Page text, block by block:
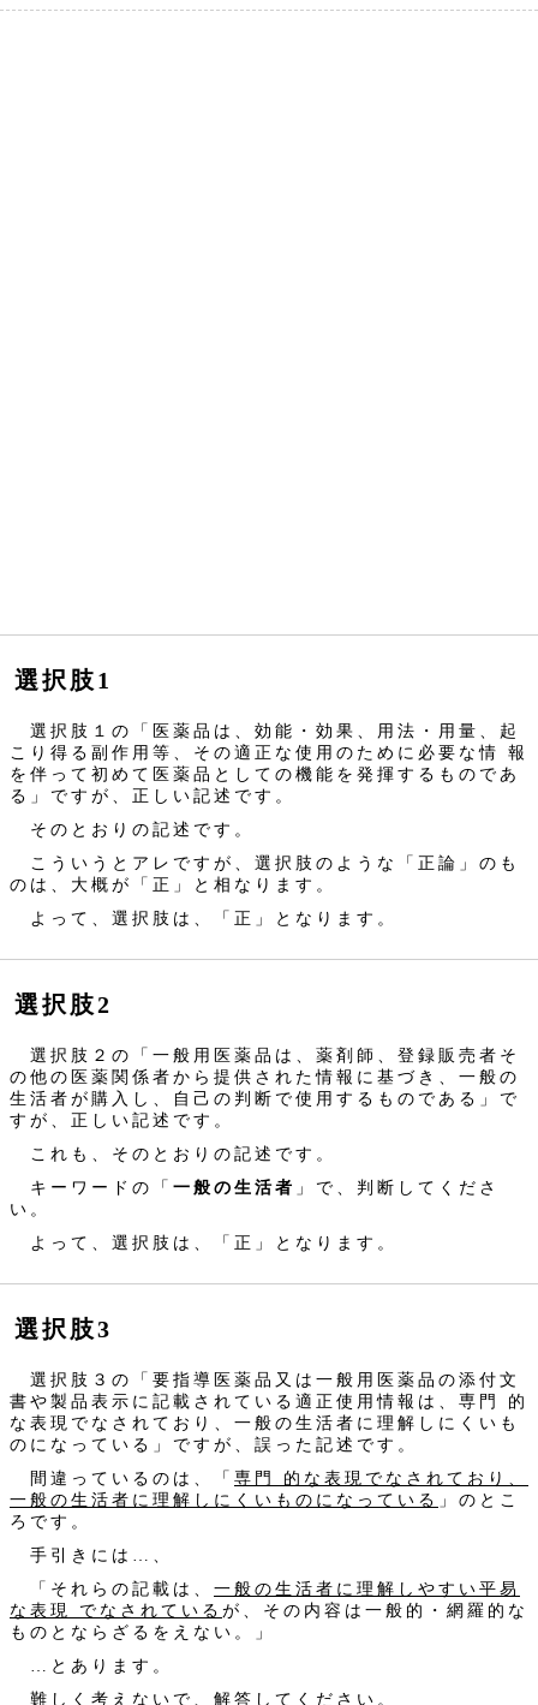
選択肢1
選択肢１の「医薬品は、効能・効果、用法・用量、起
こり得る副作用等、その適正な使用のために必要な情 報
を伴って初めて医薬品としての機能を発揮するものであ
る」ですが、正しい記述です。
そのとおりの記述です。
こういうとアレですが、選択肢のような「正論」のも
のは、大概が「正」と相なります。
よって、選択肢は、「正」となります。
選択肢2
選択肢２の「一般用医薬品は、薬剤師、登録販売者そ
の他の医薬関係者から提供された情報に基づき、一般の
生活者が購入し、自己の判断で使用するものである」で
すが、正しい記述です。
これも、そのとおりの記述です。
キーワードの「 一般の生活者 」で、判断してくださ
い。
よって、選択肢は、「正」となります。
選択肢3
選択肢３の「要指導医薬品又は一般用医薬品の添付文
書や製品表示に記載されている適正使用情報は、専門 的
な表現でなされており、一般の生活者に理解しにくいも
のになっている」ですが、誤った記述です。
間違っているのは、「 専門 的な表現でなされており、
一般の生活者に理解しにくいものになっている 」のとこ
ろです。
手引きには…、
「それらの記載は、 一般の生活者に理解しやすい平易
な表現 でなされている が、その内容は一般的・網羅的な
ものとならざるをえない。」
…とあります。
難しく考えないで、解答してください。